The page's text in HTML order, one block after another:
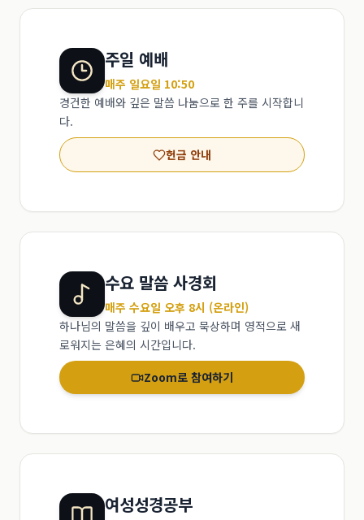
주일 예배
매주 일요일 10:50
경건한 예배와 깊은 말씀 나눔으로 한 주를 시작합니
다.
헌금 안내
수요 말씀 사경회
매주 수요일 오후 8시 (온라인)
하나님의 말씀을 깊이 배우고 묵상하며 영적으로 새
로워지는 은혜의 시간입니다.
Zoom로 참여하기
여성성경공부